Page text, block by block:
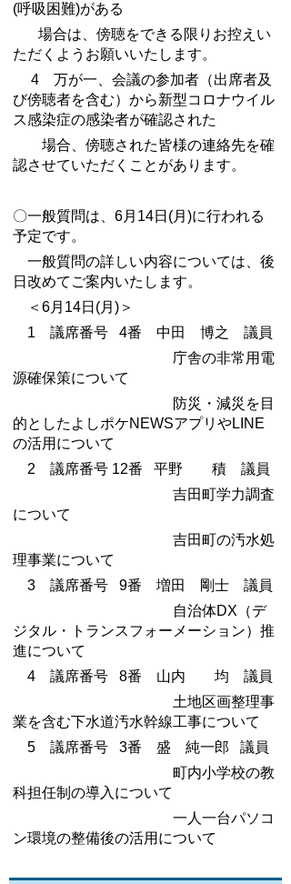
(呼吸困難)がある
場合は、傍聴をできる限りお控えい
ただくようお願いいたします。
4 万が一、会議の参加者（出席者及
び傍聴者を含む）から新型コロナウイル
ス感染症の感染者が確認された
場合、傍聴された皆様の連絡先を確
認させていただくことがあります。
〇一般質問は、6月14日(月)に行われる
予定です。
一般質問の詳しい内容については、後
日改めてご案内いたします。
＜6月14日(月)＞
1 議席番号 4番 中田 博之 議員
庁舎の非常用電
源確保策について
防災・減災を目
的としたよしポケNEWSアプリやLINE
の活用について
2 議席番号 12番 平野 積 議員
吉田町学力調査
について
吉田町の汚水処
理事業について
3 議席番号 9番 増田 剛士 議員
自治体DX（デ
ジタル・トランスフォーメーション）推
進について
4 議席番号 8番 山内 均 議員
土地区画整理事
業を含む下水道汚水幹線工事について
5 議席番号 3番 盛 純一郎 議員
町内小学校の教
科担任制の導入について
一人一台パソコ
ン環境の整備後の活用について